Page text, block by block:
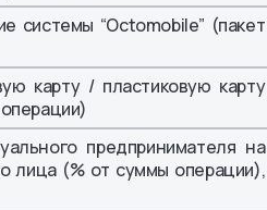
системы “Octomobile” (пакет
карту / пластиковую карту
предпринимателя на
лица (% от суммы операции),